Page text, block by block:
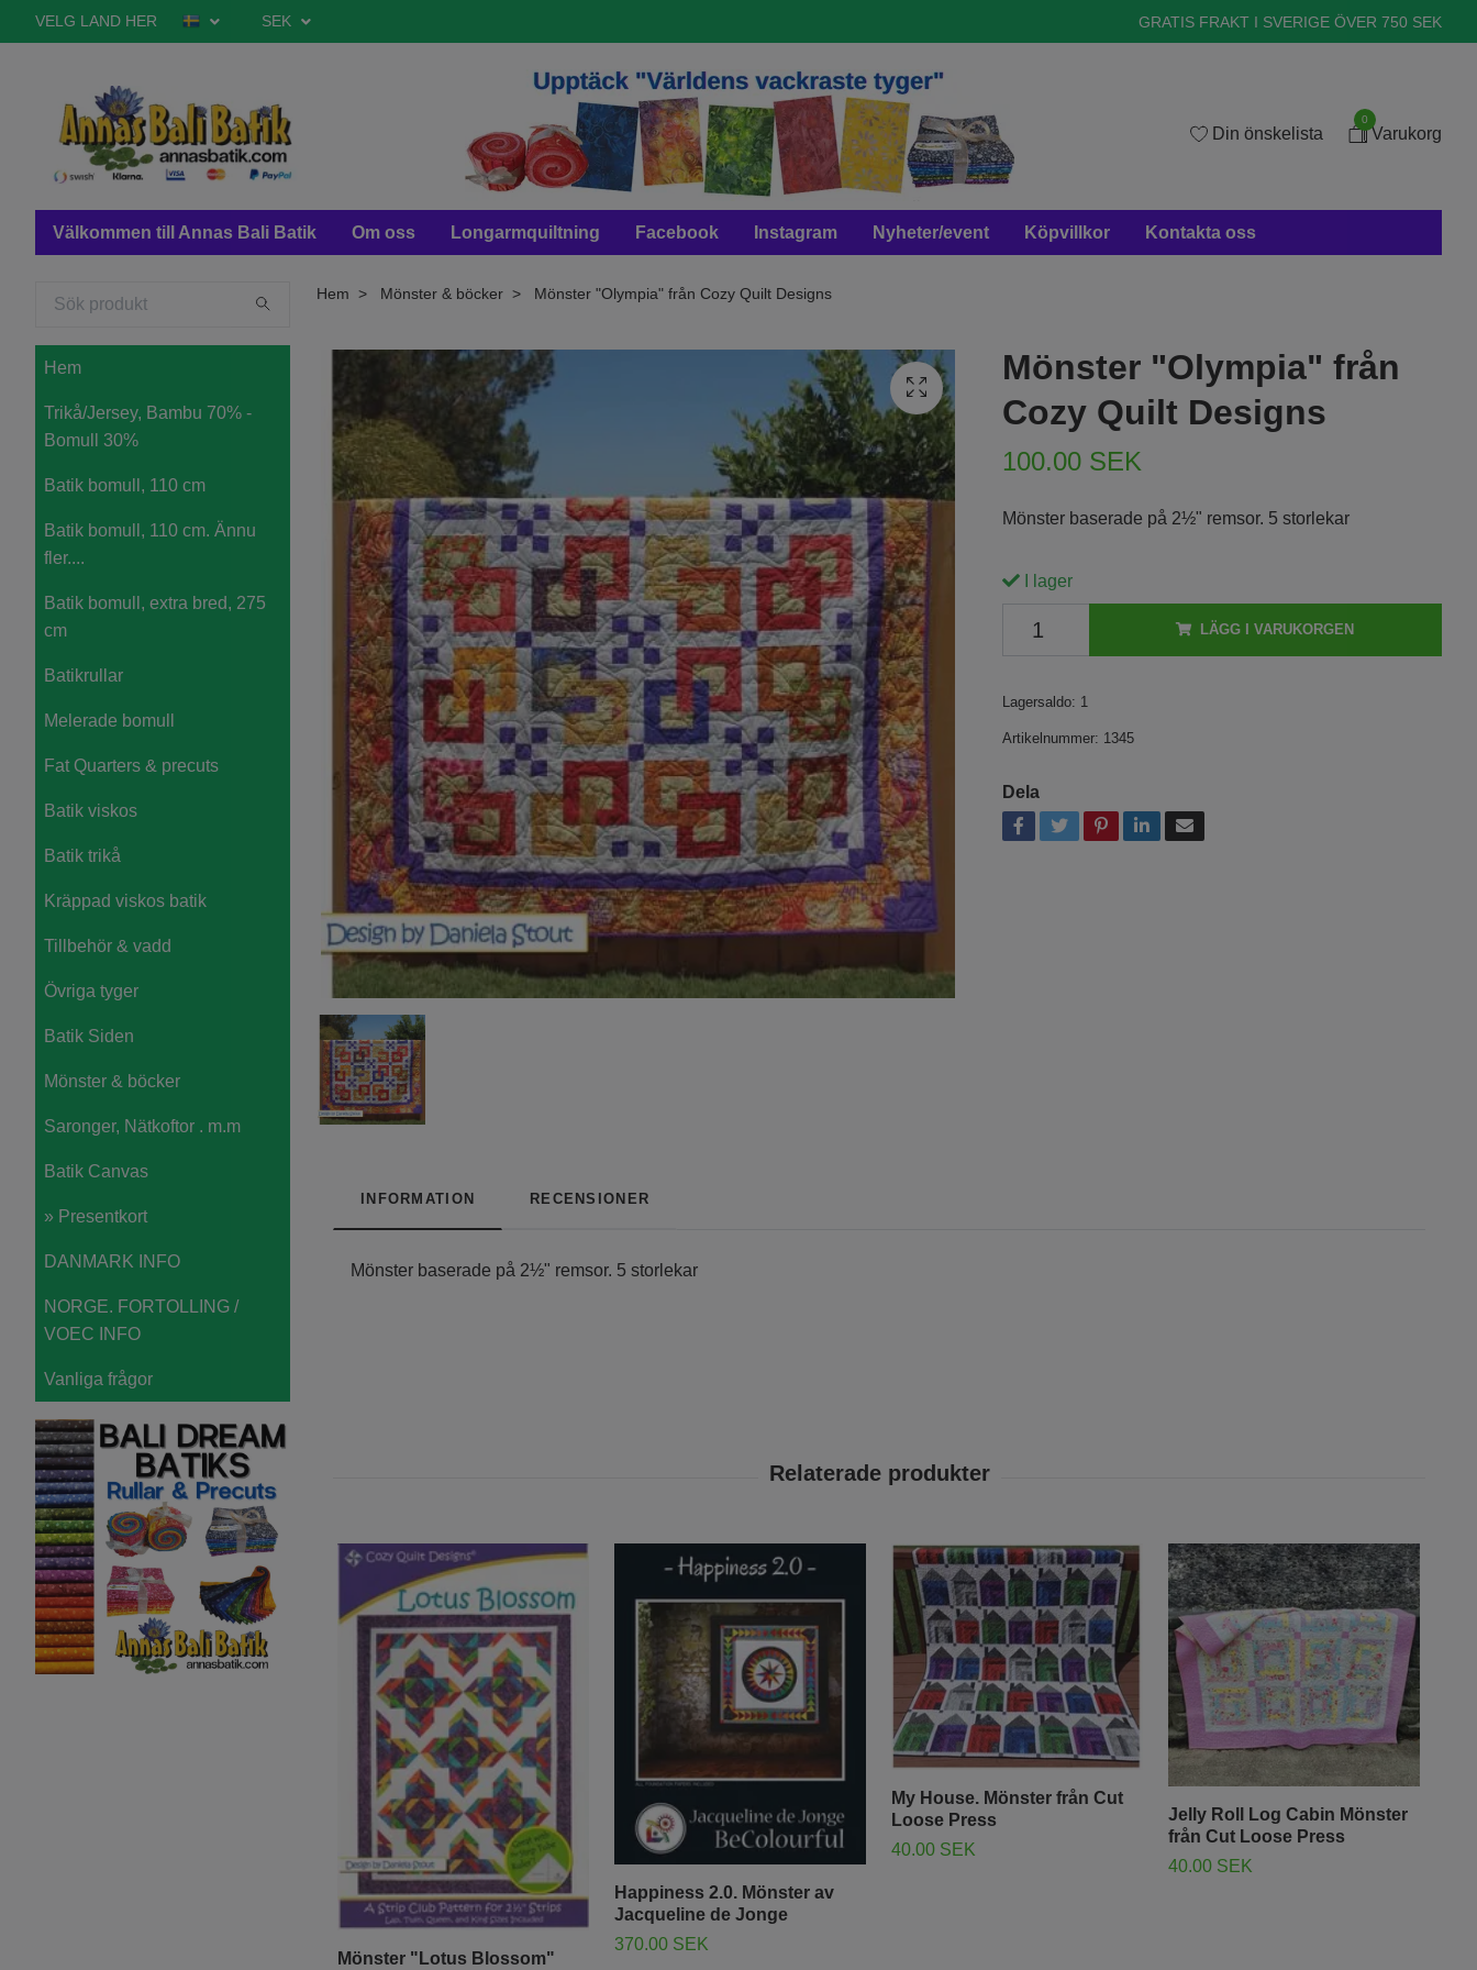
VELG LAND HER SEK GRATIS FRAKT I SVERIGE ÖVER 750 SEK
Din önskelista
0
Varukorg
Välkommen till Annas Bali Batik Om oss Longarmquiltning Facebook Instagram Nyheter/event Köpvillkor Kontakta oss
Hem
Trikå/Jersey, Bambu 70% -
Bomull 30%
Batik bomull, 110 cm
Batik bomull, 110 cm. Ännu
fler....
Batik bomull, extra bred, 275
cm
Batikrullar
Melerade bomull
Fat Quarters & precuts
Batik viskos
Batik trikå
Kräppad viskos batik
Tillbehör & vadd
Övriga tyger
Batik Siden
Mönster & böcker
Saronger, Nätkoftor . m.m
Batik Canvas
» Presentkort
DANMARK INFO
NORGE. FORTOLLING /
VOEC INFO
Vanliga frågor
Hem Mönster & böcker Mönster "Olympia" från Cozy Quilt Designs
Mönster "Olympia" från
Cozy Quilt Designs
100.00 SEK
Mönster baserade på 2½" remsor. 5 storlekar
I lager
LÄGG I VARUKORGEN
Lagersaldo: 1
Artikelnummer: 1345
Dela
INFORMATION RECENSIONER
Mönster baserade på 2½" remsor. 5 storlekar
Mönster "Lotus Blossom"
Happiness 2.0. Mönster av
Jacqueline de Jonge
370.00 SEK
My House. Mönster från Cut
Loose Press
40.00 SEK
Jelly Roll Log Cabin Mönster
från Cut Loose Press
40.00 SEK